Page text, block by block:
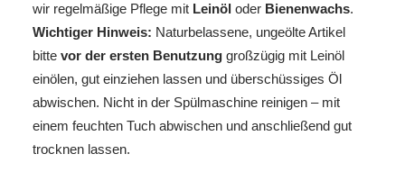
wir regelmäßige Pflege mit Leinöl oder Bienenwachs.
Wichtiger Hinweis: Naturbelassene, ungeölte Artikel
bitte vor der ersten Benutzung großzügig mit Leinöl
einölen, gut einziehen lassen und überschüssiges Öl
abwischen. Nicht in der Spülmaschine reinigen – mit
einem feuchten Tuch abwischen und anschließend gut
trocknen lassen.